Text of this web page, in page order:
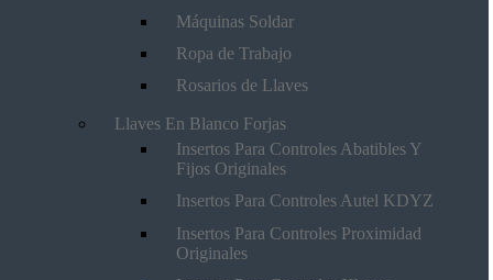
Máquinas Soldar
Ropa de Trabajo
Rosarios de Llaves
Llaves En Blanco Forjas
Insertos Para Controles Abatibles Y
Fijos Originales
Insertos Para Controles Autel KDYZ
Insertos Para Controles Proximidad
Originales